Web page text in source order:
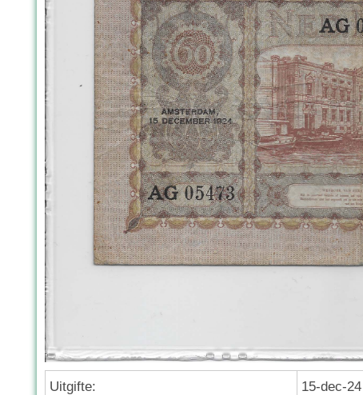
Uitgifte: 15-dec-24